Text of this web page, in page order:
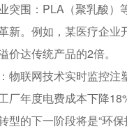
突围 ：PLA（聚乳酸）
新。例如，某医疗企业
价达传统产品的2倍。
：物联网技术实时监控
厂年度电费成本下降
型的下一阶段将是“环